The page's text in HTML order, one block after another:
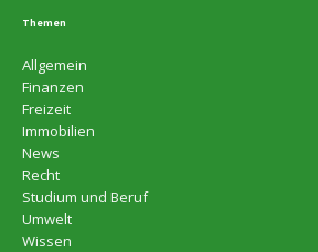
Themen
Allgemein
Finanzen
Freizeit
Immobilien
News
Recht
Studium und Beruf
Umwelt
Wissen